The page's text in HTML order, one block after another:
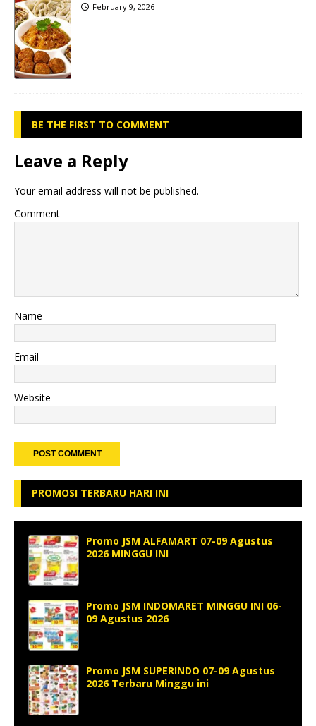
February 9, 2026
BE THE FIRST TO COMMENT
Leave a Reply
Your email address will not be published.
Comment
Name
Email
Website
PROMOSI TERBARU HARI INI
Promo JSM ALFAMART 07-09 Agustus
2026 MINGGU INI
Promo JSM INDOMARET MINGGU INI 06-
09 Agustus 2026
Promo JSM SUPERINDO 07-09 Agustus
2026 Terbaru Minggu ini